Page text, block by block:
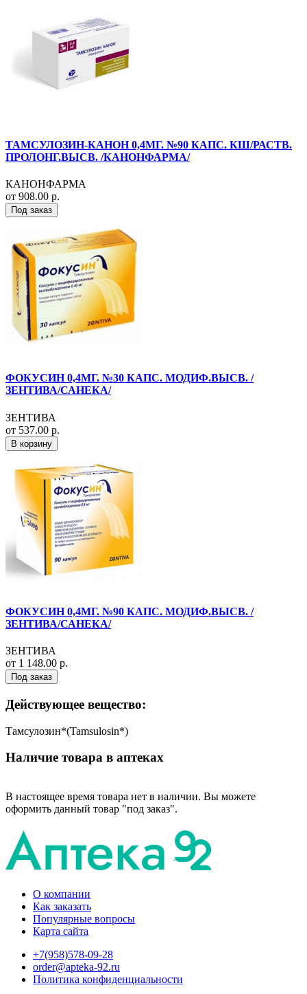
ТАМСУЛОЗИН-КАНОН 0,4МГ. №90 КАПС. КШ/РАСТВ.
ПРОЛОНГ.ВЫСВ. /КАНОНФАРМА/
КАНОНФАРМА
от 908.00 р.
Под заказ
ФОКУСИН 0,4МГ. №30 КАПС. МОДИФ.ВЫСВ. /
ЗЕНТИВА/САНЕКА/
ЗЕНТИВА
от 537.00 р.
В корзину
ФОКУСИН 0,4МГ. №90 КАПС. МОДИФ.ВЫСВ. /
ЗЕНТИВА/САНЕКА/
ЗЕНТИВА
от 1 148.00 р.
Под заказ
Действующее вещество:
Тамсулозин*(Tamsulosin*)
Наличие товара в аптеках
В настоящее время товара нет в наличии. Вы можете
оформить данный товар "под заказ".
О компании
Как заказать
Популярные вопросы
Карта сайта
+7(958)578-09-28
order@apteka-92.ru
Политика конфиденциальности